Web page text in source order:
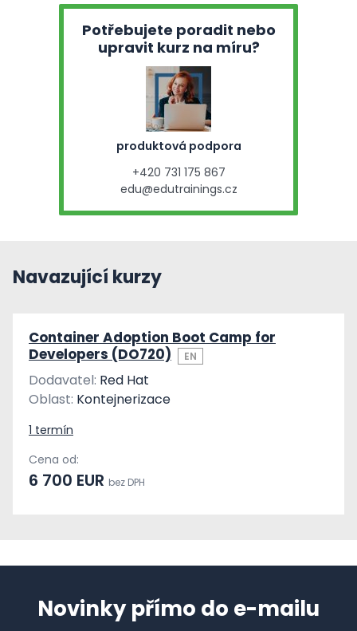
Potřebujete poradit nebo
upravit kurz na míru?
produktová podpora
+420 731 175 867
edu@edutrainings.cz
Navazující kurzy
Container Adoption Boot Camp for
Developers (DO720)
EN
Dodavatel: Red Hat
Oblast: Kontejnerizace
1 termín
Cena od:
6 700 EUR bez DPH
Novinky přímo do e-mailu